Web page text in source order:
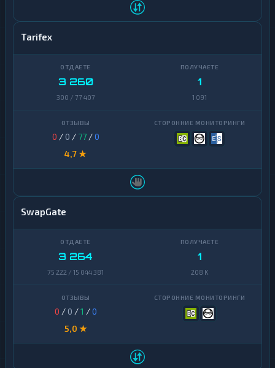
Tarifex
3 260
300 / 77 407
1
1 091
0 / 0 / 77/0
4,7 ★
SwapGate
3 264
75 222 / 15 044 381
1
208 K
0 / 0 /1 /0
5,0 ★